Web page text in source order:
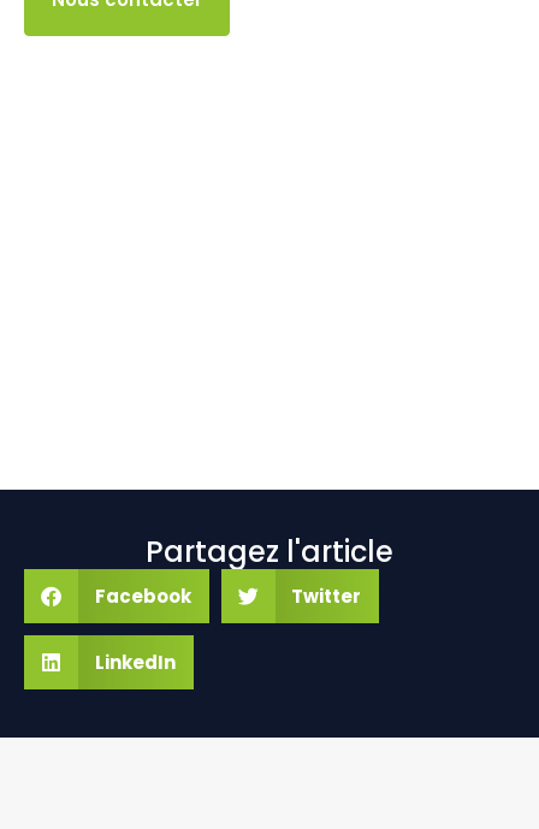
Partagez l'article
Facebook Twitter
LinkedIn